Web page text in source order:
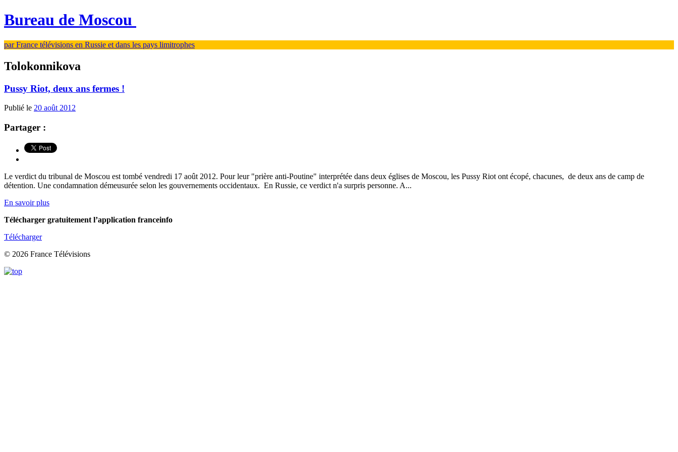
Bureau de Moscou
par France télévisions en Russie et dans les pays limitrophes
Tolokonnikova
Pussy Riot, deux ans fermes !
Publié le 20 août 2012
Partager :
Le verdict du tribunal de Moscou est tombé vendredi 17 août 2012. Pour leur "prière anti-Poutine" interprétée dans deux églises de Moscou, les Pussy Riot ont écopé, chacunes, de deux ans de camp de
détention. Une condamnation démeusurée selon les gouvernements occidentaux. En Russie, ce verdict n'a surpris personne. A...
En savoir plus
Télécharger gratuitement l’application franceinfo
Télécharger
© 2026 France Télévisions